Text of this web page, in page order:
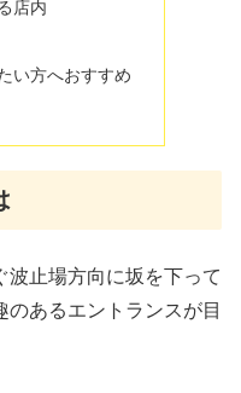
店内
い方へおすすめ
波止場方向に坂を下って
あるエントランスが目